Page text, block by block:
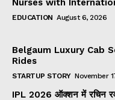
Nurses with
EDUCATION August 6, 2026
Belgaum Luxury Cab
Rides
STARTUP STORY November
IPL 2026 ऑक्शन में रचिन